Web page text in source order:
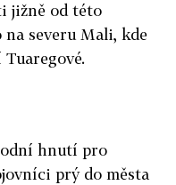
jižně od této
severu Mali, kde
hnutí pro
prý do města